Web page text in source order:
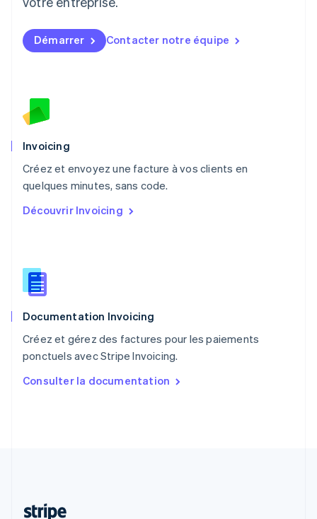
Démarrer Contacter notre équipe
Invoicing
Créez et envoyez une facture à vos clients en
quelques minutes, sans code.
Découvrir Invoicing
Documentation Invoicing
Créez et gérez des factures pour les paiements
ponctuels avec Stripe Invoicing.
Consulter la documentation
Malte
English
Mexique
English
Nouvelle-Zélande
Pays-Bas
Nederlands
Pologne
English
PortuguêsEnglish
English
Roumanie
Royaume-Uni
Singapour
English 简体中文
English